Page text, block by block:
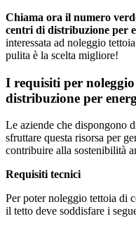
Chiama ora il numero
centri di distribuzione per
interessata ad noleggio
pulita è la scelta migliore!
I requisiti per
distribuzione per
Le aziende che dispongono
sfruttare questa risorsa per
contribuire alla sostenibilità
Requisiti tecnici
Per poter noleggio tettoia di
il tetto deve soddisfare i